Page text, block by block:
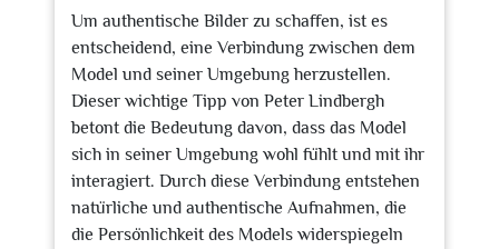
Um authentische Bilder zu schaffen, ist es
entscheidend, eine Verbindung zwischen dem
Model und seiner Umgebung herzustellen.
Dieser wichtige Tipp von Peter Lindbergh
betont die Bedeutung davon, dass das Model
sich in seiner Umgebung wohl fühlt und mit ihr
interagiert. Durch diese Verbindung entstehen
natürliche und authentische Aufnahmen, die
die Persönlichkeit des Models widerspiegeln